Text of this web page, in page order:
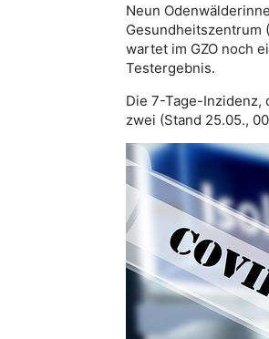
Neun
Gesundheitszentrum
wartet im GZO noch
Testergebnis.
Die 7-Tage-Inzidenz,
zwei (Stand 25.05.,